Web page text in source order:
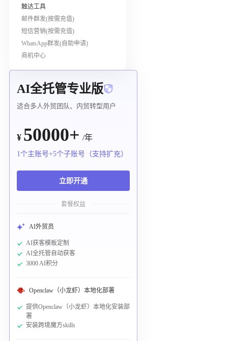
触达工具
邮件群发(按需充值)
短信营销(按需充值)
WhatsApp群发(自助申请)
商机中心
AI全托管专业版
适合多人外贸团队、内贸转型用户
¥ 50000+ /年
1个主账号+5个子账号（支持扩充）
立即开通
套餐权益
AI外贸员
AI获客模板定制
AI全托管自动获客
3000 AI积分
Openclaw（小龙虾）本地化部署
提供Openclaw（小龙虾）本地化安装部
署
安装跨境魔方skills